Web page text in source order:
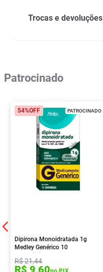
Trocas e devoluções
Patrocinado
PATROCINADO
54%OFF
Dipirona Monoidratada 1g
Medley Genérico 10
R$21,44